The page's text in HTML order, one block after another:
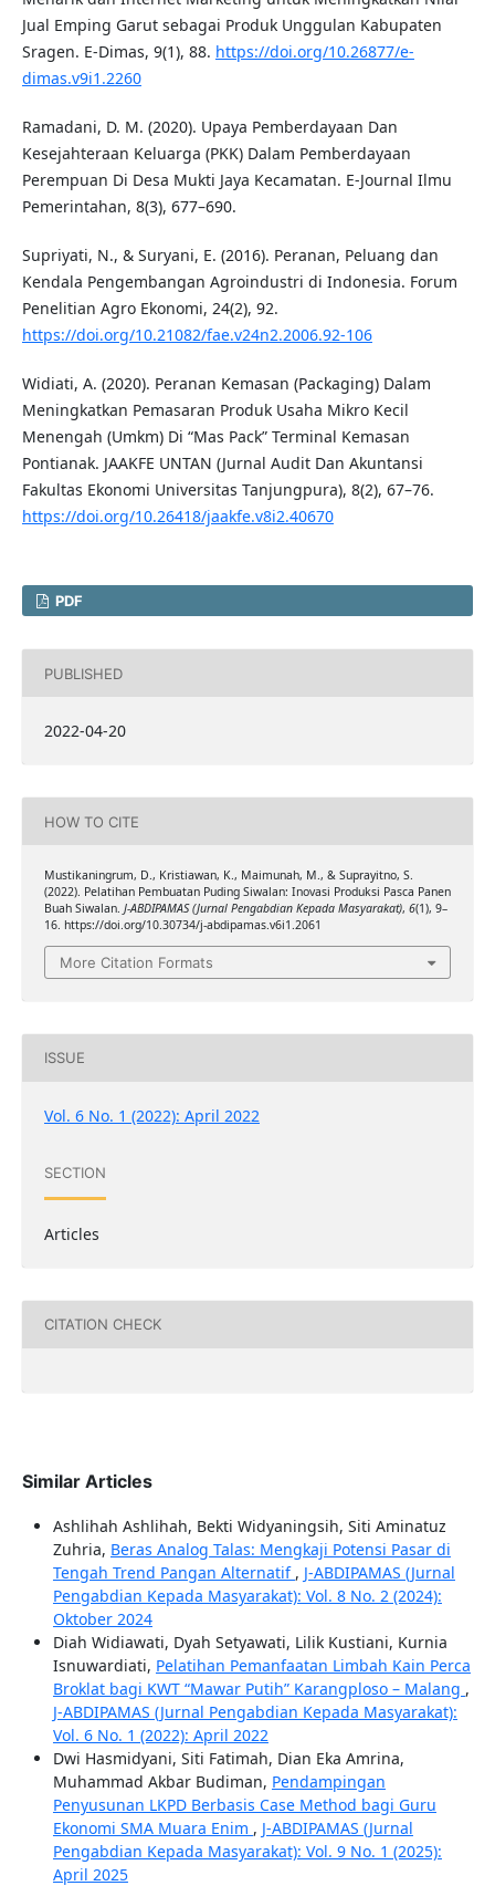
Jual Emping Garut sebagai Produk Unggulan Kabupaten
Sragen. E-Dimas, 9(1), 88. https://doi.org/10.26877/e-
dimas.v9i1.2260
Ramadani, D. M. (2020). Upaya Pemberdayaan Dan
Kesejahteraan Keluarga (PKK) Dalam Pemberdayaan
Perempuan Di Desa Mukti Jaya Kecamatan. E-Journal Ilmu
Pemerintahan, 8(3), 677–690.
Supriyati, N., & Suryani, E. (2016). Peranan, Peluang dan
Kendala Pengembangan Agroindustri di Indonesia. Forum
Penelitian Agro Ekonomi, 24(2), 92.
https://doi.org/10.21082/fae.v24n2.2006.92-106
Widiati, A. (2020). Peranan Kemasan (Packaging) Dalam
Meningkatkan Pemasaran Produk Usaha Mikro Kecil
Menengah (Umkm) Di “Mas Pack” Terminal Kemasan
Pontianak. JAAKFE UNTAN (Jurnal Audit Dan Akuntansi
Fakultas Ekonomi Universitas Tanjungpura), 8(2), 67–76.
https://doi.org/10.26418/jaakfe.v8i2.40670
PDF
PUBLISHED
2022-04-20
HOW TO CITE
Mustikaningrum, D., Kristiawan, K., Maimunah, M., & Suprayitno, S.
(2022). Pelatihan Pembuatan Puding Siwalan: Inovasi Produksi Pasca Panen
Buah Siwalan. J-ABDIPAMAS (Jurnal Pengabdian Kepada Masyarakat), 6(1), 9–
16. https://doi.org/10.30734/j-abdipamas.v6i1.2061
More Citation Formats
ISSUE
Vol. 6 No. 1 (2022): April 2022
SECTION
Articles
CITATION CHECK
Similar Articles
Ashlihah Ashlihah, Bekti Widyaningsih, Siti Aminatuz
Zuhria, Beras Analog Talas: Mengkaji Potensi Pasar di
Tengah Trend Pangan Alternatif , J-ABDIPAMAS (Jurnal
Pengabdian Kepada Masyarakat): Vol. 8 No. 2 (2024):
Oktober 2024
Diah Widiawati, Dyah Setyawati, Lilik Kustiani, Kurnia
Isnuwardiati, Pelatihan Pemanfaatan Limbah Kain Perca
Broklat bagi KWT “Mawar Putih” Karangploso – Malang ,
J-ABDIPAMAS (Jurnal Pengabdian Kepada Masyarakat):
Vol. 6 No. 1 (2022): April 2022
Dwi Hasmidyani, Siti Fatimah, Dian Eka Amrina,
Muhammad Akbar Budiman, Pendampingan
Penyusunan LKPD Berbasis Case Method bagi Guru
Ekonomi SMA Muara Enim , J-ABDIPAMAS (Jurnal
Pengabdian Kepada Masyarakat): Vol. 9 No. 1 (2025):
April 2025